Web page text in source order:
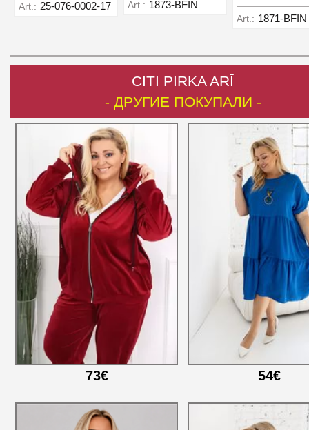
Art.: 25-076-0002-17 Art.: 1873-BFIN
Art.: 1871-BFIN
CITI PIRKA ARĪ
- ДРУГИЕ ПОКУПАЛИ -
73€ 54€